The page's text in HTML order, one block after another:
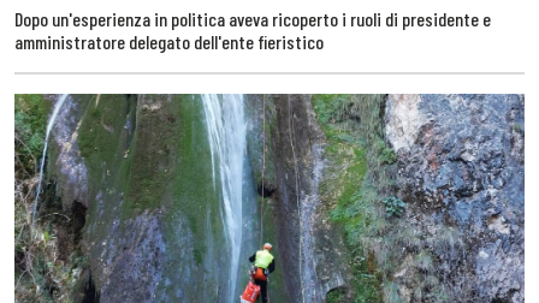
Dopo un'esperienza in politica aveva ricoperto i ruoli di presidente e
amministratore delegato dell'ente fieristico